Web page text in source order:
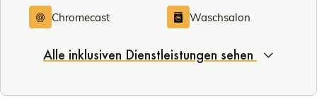
Chromecast Waschsalon
Alle inklusiven Dienstleistungen sehen